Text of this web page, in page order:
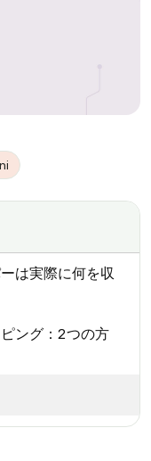
は実際に何を収
ング：2つの方